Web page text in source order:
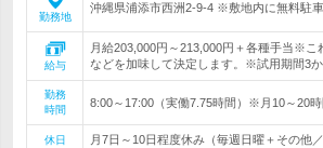
勤務地
沖縄県浦添市西洲2-9-4 ※敷地内に無料駐
給与
月給203,000円～213,000円＋各種手当※こ
などを加味して決定します。※試用期間3
勤務
時間
8:00～17:00（実働7.75時間）※月10～20
休日
月7日～10日程度休み（毎週日曜＋その他